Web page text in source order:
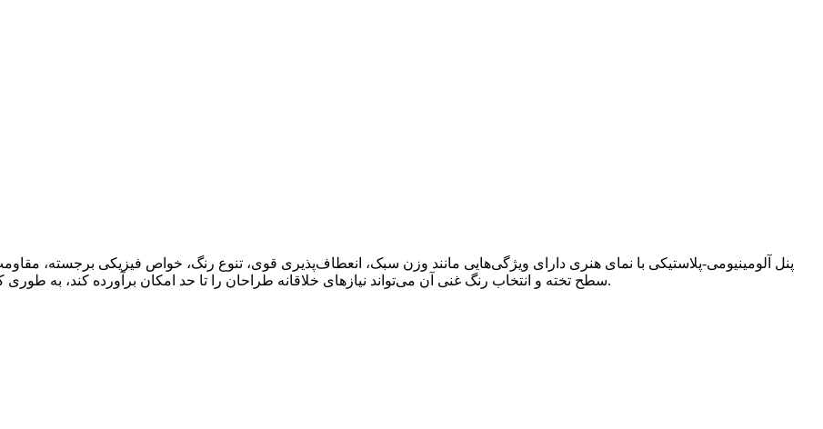
پنل آلومینیومی-پلاستیکی با نمای هنری دارای ویژگی‌هایی مانند وزن سبک، انعطاف‌پذیری قوی، تنوع رنگ، خواص فیزیکی برجسته،
سطح تخته و انتخاب رنگ غنی آن می‌تواند نیازهای خلاقانه طراحان را تا حد امکان برآورده کند، به طوری که آنها می‌توانند ایده‌های خارق‌العاده خود را به بهترین شکل اجرا کنند.